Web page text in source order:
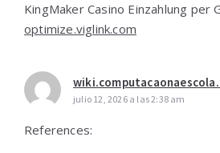
KingMaker Casino Einzahlung per
optimize.viglink.com
julio 12, 2026 a las 2:38 am
References: